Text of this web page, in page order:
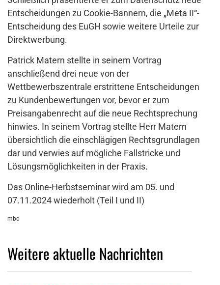
Entscheidungen zu Cookie-Bannern, die „Meta II“-
Entscheidung des EuGH sowie weitere Urteile zur
Direktwerbung.
Patrick Matern stellte in seinem Vortrag
anschließend drei neue von der
Wettbewerbszentrale erstrittene Entscheidungen
zu Kundenbewertungen vor, bevor er zum
Preisangabenrecht auf die neue Rechtsprechung
hinwies. In seinem Vortrag stellte Herr Matern
übersichtlich die einschlägigen Rechtsgrundlagen
dar und verwies auf mögliche Fallstricke und
Lösungsmöglichkeiten in der Praxis.
Das Online-Herbstseminar wird am 05. und
07.11.2024 wiederholt (Teil I und II)
mbo
Weitere aktuelle Nachrichten